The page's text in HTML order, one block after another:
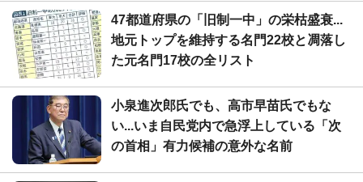
47都道府県の「旧制一中」の栄枯盛衰...
地元トップを維持する名門22校と凋落し
た元名門17校の全リスト
小泉進次郎氏でも、高市早苗氏でもな
い...いま自民党内で急浮上している「次
の首相」有力候補の意外な名前